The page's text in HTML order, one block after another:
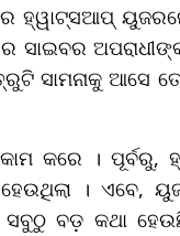
ହ୍ୱାଟ୍ସଆପ୍
ସାଇବର
ସାମନାକୁ ଆସେ
କରେ । ପୂର୍ବରୁ,
। ଏବେ,
ସବୁଠୁ ବଡ଼ କଥା